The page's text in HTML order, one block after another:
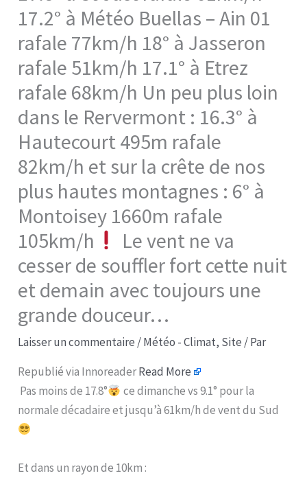
17.2° à Météo Buellas – Ain 01
rafale 77km/h 18° à Jasseron
rafale 51km/h 17.1° à Etrez
rafale 68km/h Un peu plus loin
dans le Rervermont : 16.3° à
Hautecourt 495m rafale
82km/h et sur la crête de nos
plus hautes montagnes : 6° à
Montoisey 1660m rafale
105km/h
Le vent ne va
cesser de souffler fort cette nuit
et demain avec toujours une
grande douceur…
Laisser un commentaire /Météo - Climat, Site / Par
Republié via InnoreaderRead More
Pas moins de 17.8°
ce dimanche vs 9.1° pour la
normale décadaire et jusqu’à 61km/h de vent du Sud
Et dans un rayon de 10km :